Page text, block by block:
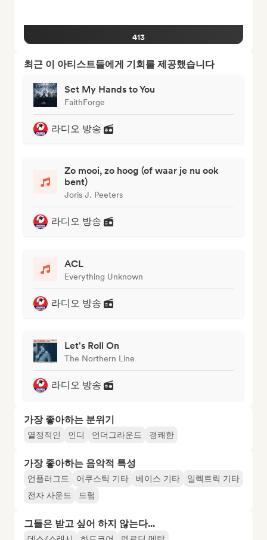
413
최근 이 아티스트들에게 기회를 제공했습니다
Set My Hands to You
FaithForge
라디오 방송
Zo mooi, zo hoog (of waar je nu ook
bent)
Joris J. Peeters
라디오 방송
ACL
Everything Unknown
라디오 방송
Let's Roll On
The Northern Line
라디오 방송
가장 좋아하는 분위기
열정적인 인디 언더그라운드 경쾌한
가장 좋아하는 음악적 특성
언플러그드 어쿠스틱 기타 베이스 기타
일렉트릭 기타
전자 사운드
드럼
그들은 받고 싶어 하지 않는다...